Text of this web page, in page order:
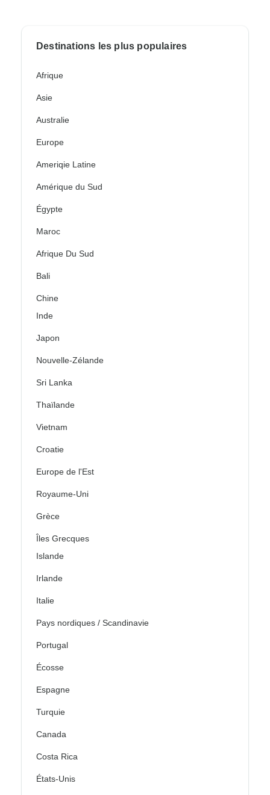
Destinations les plus populaires
Afrique
Asie
Australie
Europe
Ameriqie Latine
Amérique du Sud
Égypte
Maroc
Afrique Du Sud
Bali
Chine
Inde
Japon
Nouvelle-Zélande
Sri Lanka
Thaïlande
Vietnam
Croatie
Europe de l'Est
Royaume-Uni
Grèce
Îles Grecques
Islande
Irlande
Italie
Pays nordiques / Scandinavie
Portugal
Écosse
Espagne
Turquie
Canada
Costa Rica
États-Unis